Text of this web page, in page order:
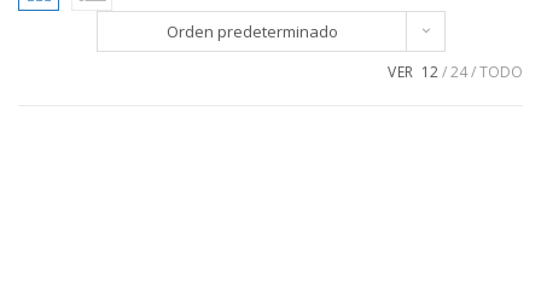
Orden predeterminado
VER 12 24 TODO